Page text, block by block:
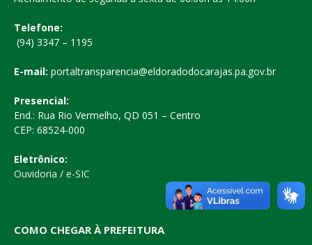
Telefone:
(94) 3347 – 1195
E-mail: portaltransparencia@eldoradodocarajas.pa.gov.br
Presencial:
End.: Rua Rio Vermelho, QD 051 – Centro
CEP: 68524-000
Eletrônico:
Ouvidoria / e-SIC
COMO CHEGAR À PREFEITURA